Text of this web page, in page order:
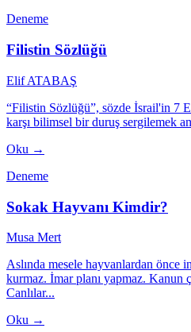
Deneme
Filistin Sözlüğü
Elif ATABAŞ
“Filistin Sözlüğü”, sözde İsrail'in 7
karşı bilimsel bir duruş sergilemek
Oku →
Deneme
Sokak Hayvanı Kimdir?
Musa Mert
Aslında mesele hayvanlardan önce
kurmaz. İmar planı yapmaz. Kanun
Canlılar...
Oku →